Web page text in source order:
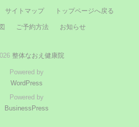
サイトマップ トップページへ戻る
ご予約方法 お知らせ
整体なおえ健康院
Powered by
WordPress
Powered by
BusinessPress